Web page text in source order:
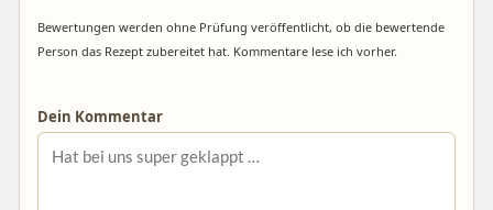
Bewertungen werden ohne Prüfung veröffentlicht, ob die bewertende
Person das Rezept zubereitet hat. Kommentare lese ich vorher.
Dein Kommentar